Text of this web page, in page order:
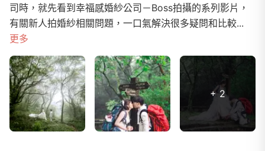
司時，就先看到幸福感婚紗公司－Boss拍攝的系列影片，
有關新人拍婚紗相關問題，一口氣解決很多疑問和比較...
更多
+ 2